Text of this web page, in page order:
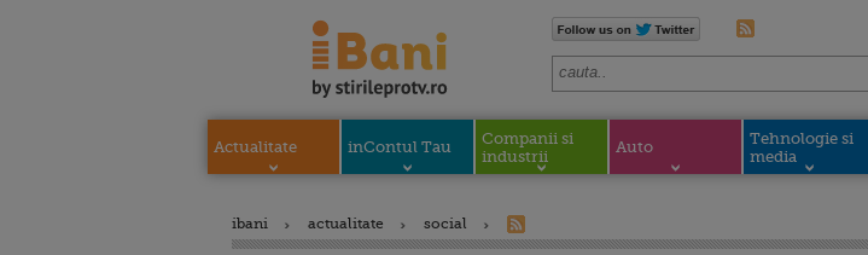
Actualitate inContul Tau
Companii si
industrii
Auto
Tehnologie si
media
ibani actualitate social